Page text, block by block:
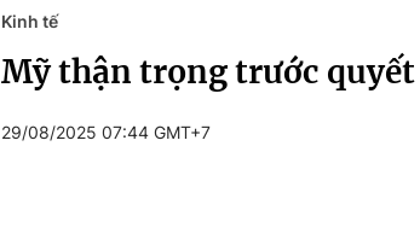
Kinh tế
Mỹ thận trọng trước
29/08/2025 07:44 GMT+7